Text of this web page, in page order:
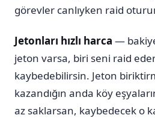
görevler canlıyken raid
Jetonları hızlı harca —
jeton varsa, biri seni raid
kaybedebilirsin. Jeton
kazandığın anda köy
az saklarsan, kaybedecek o